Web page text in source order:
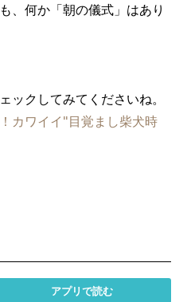
、何か「朝の儀式」はあり
ックしてみてくださいね。
カワイイ"目覚まし柴犬時
アプリで読む